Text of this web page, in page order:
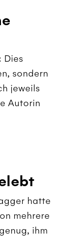
Dies
sondern
jeweils
Autorin
hatte
mehrere
ihm